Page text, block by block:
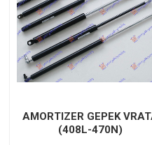
AMORTIZER GEPEK
(408L-470N)